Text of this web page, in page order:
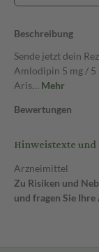
Beschreibung
Sende jetzt dein
Amlodipin 5 mg / 5
Aris… Mehr
Bewertungen
Hinweistexte
Arzneimittel
Zu Risiken und
und fragen Sie